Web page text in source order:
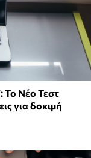
Το Νέο Τεστ
για δοκιμή